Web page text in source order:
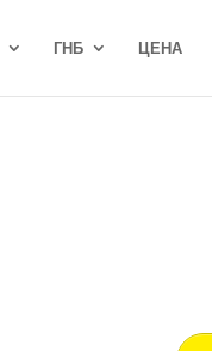
ГНБ ЦЕНА